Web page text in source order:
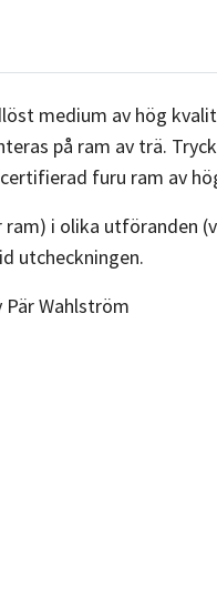
medium av hög
på ram av trä.
furu ram av
ram) i olika utföranden
utcheckningen.
Pär Wahlström